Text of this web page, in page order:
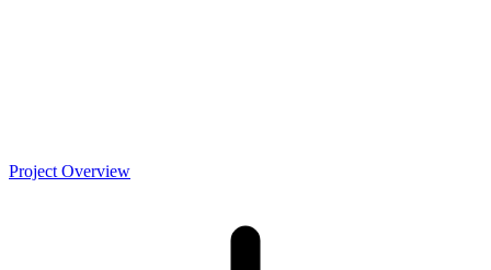
Project Overview